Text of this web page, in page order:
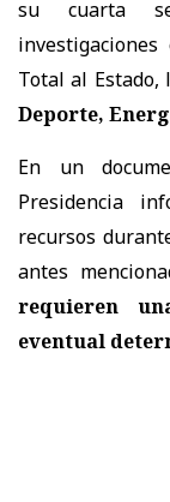
su cuarta
Total al
Deporte,
En un
Presidencia
recursos
antes
requieren
eventual